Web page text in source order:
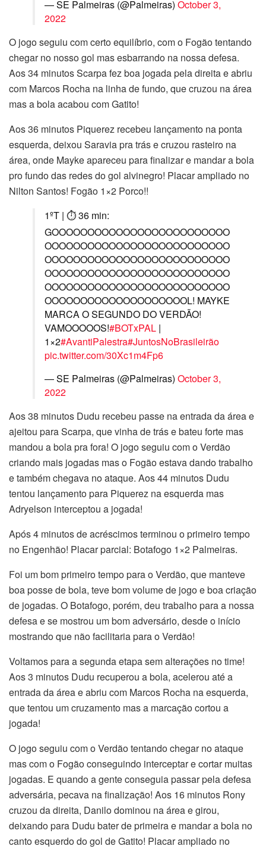
— SE Palmeiras (@Palmeiras) October 3,
2022
O jogo seguiu com certo equilíbrio, com o Fogão tentando
chegar no nosso gol mas esbarrando na nossa defesa.
Aos 34 minutos Scarpa fez boa jogada pela direita e abriu
com Marcos Rocha na linha de fundo, que cruzou na área
mas a bola acabou com Gatito!
Aos 36 minutos Piquerez recebeu lançamento na ponta
esquerda, deixou Saravia pra trás e cruzou rasteiro na
área, onde Mayke apareceu para finalizar e mandar a bola
pro fundo das redes do gol alvinegro! Placar ampliado no
Nilton Santos! Fogão 1×2 Porco!!
1ºT | ⏱ 36 min:
GOOOOOOOOOOOOOOOOOOOOOOOOO
OOOOOOOOOOOOOOOOOOOOOOOOOO
OOOOOOOOOOOOOOOOOOOOOOOOOO
OOOOOOOOOOOOOOOOOOOOOOOOOO
OOOOOOOOOOOOOOOOOOOOOOOOOO
OOOOOOOOOOOOOOOOOOOOL! MAYKE
MARCA O SEGUNDO DO VERDÃO!
VAMOOOOOS!#BOTxPAL |
1×2#AvantiPalestra#JuntosNoBrasileirão
pic.twitter.com/30Xc1m4Fp6
— SE Palmeiras (@Palmeiras) October 3,
2022
Aos 38 minutos Dudu recebeu passe na entrada da área e
ajeitou para Scarpa, que vinha de trás e bateu forte mas
mandou a bola pra fora! O jogo seguiu com o Verdão
criando mais jogadas mas o Fogão estava dando trabalho
e também chegava no ataque. Aos 44 minutos Dudu
tentou lançamento para Piquerez na esquerda mas
Adryelson interceptou a jogada!
Após 4 minutos de acréscimos terminou o primeiro tempo
no Engenhão! Placar parcial: Botafogo 1×2 Palmeiras.
Foi um bom primeiro tempo para o Verdão, que manteve
boa posse de bola, teve bom volume de jogo e boa criação
de jogadas. O Botafogo, porém, deu trabalho para a nossa
defesa e se mostrou um bom adversário, desde o início
mostrando que não facilitaria para o Verdão!
Voltamos para a segunda etapa sem alterações no time!
Aos 3 minutos Dudu recuperou a bola, acelerou até a
entrada da área e abriu com Marcos Rocha na esquerda,
que tentou um cruzamento mas a marcação cortou a
jogada!
O jogo seguiu com o Verdão tentando chegar no ataque
mas com o Fogão conseguindo interceptar e cortar muitas
jogadas. E quando a gente conseguia passar pela defesa
adversária, pecava na finalização! Aos 16 minutos Rony
cruzou da direita, Danilo dominou na área e girou,
deixando para Dudu bater de primeira e mandar a bola no
canto esquerdo do gol de Gatito! Placar ampliado no